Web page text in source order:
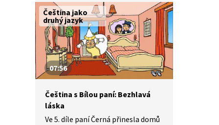
strašlivý drak, a kluci se musí hodně
snažit, aby ho pomohli zneškodnit.
Čeština jako
druhý jazyk
07:56
Čeština s Bílou paní: Bezhlavá
láska
Ve 5. díle paní Černá přinesla domů